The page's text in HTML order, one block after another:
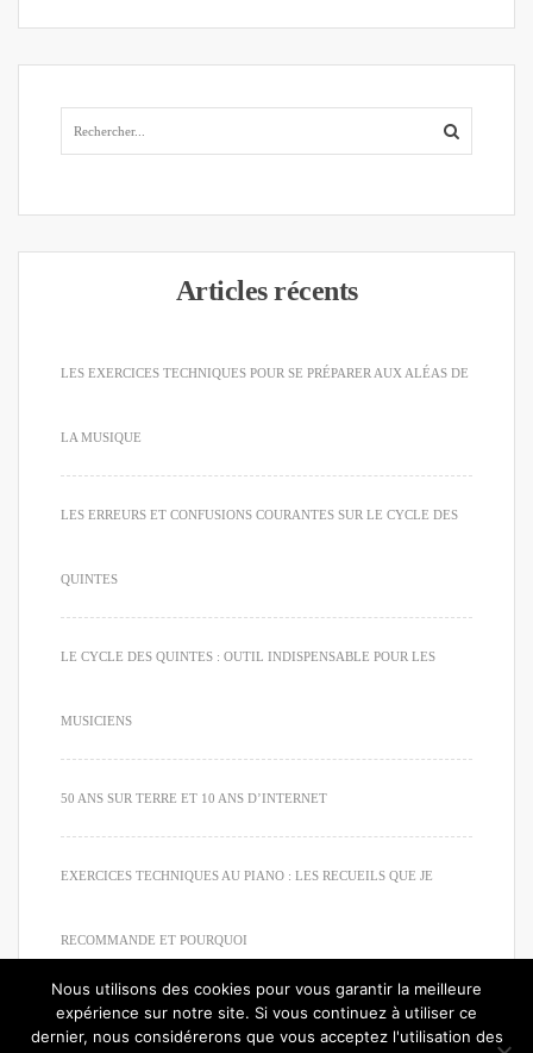
Articles récents
LES EXERCICES TECHNIQUES POUR SE PRÉPARER AUX ALÉAS DE
LA MUSIQUE
LES ERREURS ET CONFUSIONS COURANTES SUR LE CYCLE DES
QUINTES
LE CYCLE DES QUINTES : OUTIL INDISPENSABLE POUR LES
MUSICIENS
50 ANS SUR TERRE ET 10 ANS D’INTERNET
EXERCICES TECHNIQUES AU PIANO : LES RECUEILS QUE JE
RECOMMANDE ET POURQUOI
Nous utilisons des cookies pour vous garantir la meilleure
expérience sur notre site. Si vous continuez à utiliser ce
dernier, nous considérerons que vous acceptez l'utilisation des